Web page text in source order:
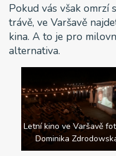
Pokud vás však omrzí
trávě, ve Varšavě
kina. A to je pro
Letní kino ve Varšavě
Dominika